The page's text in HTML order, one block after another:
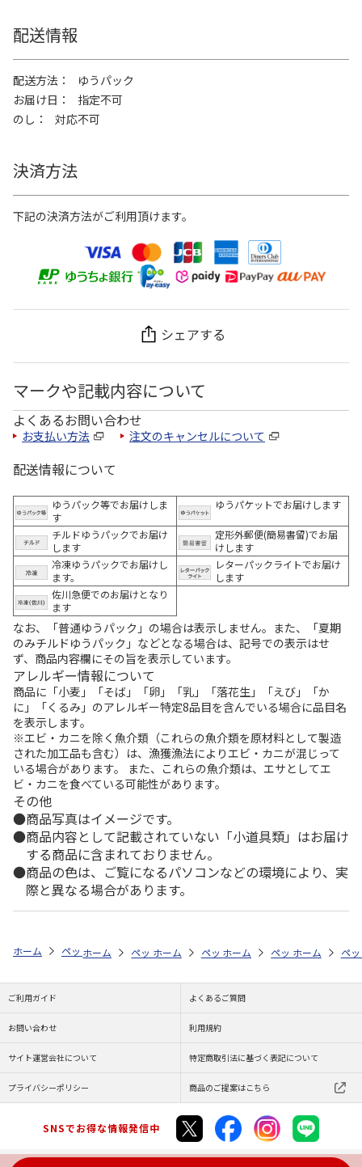
配送情報
配送方法
ゆうパック
お届け日
指定不可
のし
対応不可
決済方法
下記の決済方法がご利用頂けます。
シェアする
マークや記載内容について
よくあるお問い合わせ
お支払い方法 注文のキャンセルについて
配送情報について
ゆうパック等でお届けしま
す
ゆうパケットでお届けします
チルドゆうパックでお届け
します
定形外郵便(簡易書留)でお届
けします
冷凍ゆうパックでお届けし
ます。
レターパックライトでお届け
します
佐川急便でのお届けとなり
ます
なお、「普通ゆうパック」の場合は表示しません。また、「夏期
のみチルドゆうパック」などとなる場合は、記号での表示はせ
ず、商品内容欄にその旨を表示しています。
アレルギー情報について
商品に「小麦」「そば」「卵」「乳」「落花生」「えび」「か
に」「くるみ」のアレルギー特定8品目を含んでいる場合に品目名
を表示します。
※エビ・カニを除く魚介類（これらの魚介類を原材料として製造
された加工品も含む）は、漁獲漁法によりエビ・カニが混じって
いる場合があります。 また、これらの魚介類は、エサとしてエ
ビ・カニを食べている可能性があります。
その他
商品写真はイメージです。
商品内容として記載されていない「小道具類」はお届け
する商品に含まれておりません。
商品の色は、ご覧になるパソコンなどの環境により、実
際と異なる場合があります。
ホーム ペットストア フード フード（小動物用） ハムスター
ホーム ペットストア フード フード（小動物用）
ホーム ペットストア フード フード
ホーム ペットストア フ
ホーム ペ
ご利用ガイド よくあるご質問
お問い合わせ 利用規約
サイト運営会社について 特定商取引法に基づく表記について
プライバシーポリシー 商品のご提案はこちら
SNSでお得な情報発信中